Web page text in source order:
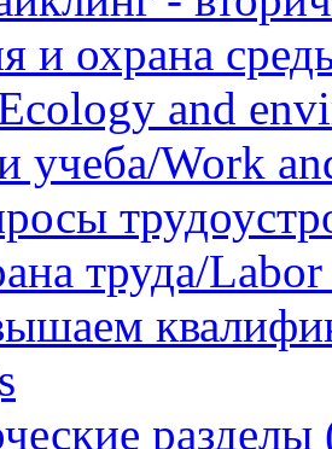
и охрана
and
учеба/Work
труда/Labor